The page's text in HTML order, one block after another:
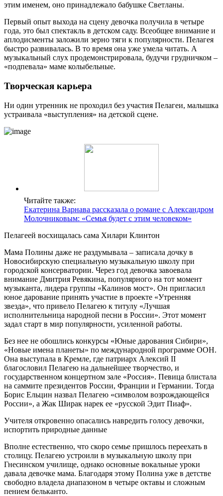
этим именем, оно принадлежало бабушке Светланы.
Первый опыт выхода на сцену девочка получила в четыре
года, это был спектакль в детском саду. Всеобщее внимание и
аплодисменты заложили зерно тяги к популярности. Пелагея
быстро развивалась. В то время она уже умела читать. А
музыкальный слух продемонстрировала, будучи грудничком –
«подпевала» маме колыбельные.
Творческая карьера
Ни один утренник не проходил без участия Пелагеи, малышка
устраивала «выступления» на детской сцене.
Читайте также:
Екатерина Варнава рассказала о романе с Александром
Молочниковым: «Семья будет с этим человеком»
Пелагеей восхищалась сама Хилари Клинтон
Мама Полины даже не раздумывала – записала дочку в
Новосибирскую специальную музыкальную школу при
городской консерватории. Через год девочка завоевала
внимание Дмитрия Ревякина, популярного на тот момент
музыканта, лидера группы «Калинов мост». Он пригласил
юное дарование принять участие в проекте «Утренняя
звезда», что привело Пелагею к титулу «Лучшая
исполнительница народной песни в России». Этот момент
задал старт в мир популярности, усиленной работы.
Без нее не обошлись конкурсы «Юные дарования Сибири»,
«Новые имена планеты» по международной программе ООН.
Она выступала в Кремле, где патриарх Алексий II
благословил Пелагею на дальнейшее творчество, и
государственном концертном зале «Россия». Певица блистала
на саммите президентов России, Франции и Германии. Тогда
Борис Ельцин назвал Пелагею «символом возрождающейся
России», а Жак Ширак нарек ее «русской Эдит Пиаф».
Учителя откровенно опасались навредить голосу девочки,
испортить природные данные
Вполне естественно, что скоро семье пришлось переехать в
столицу. Пелагею устроили в музыкальную школу при
Гнесинском училище, однако основные вокальные уроки
давала девочке мама. Благодаря этому Полина уже в детстве
свободно владела диапазоном в четыре октавы и сложным
пением бельканто.